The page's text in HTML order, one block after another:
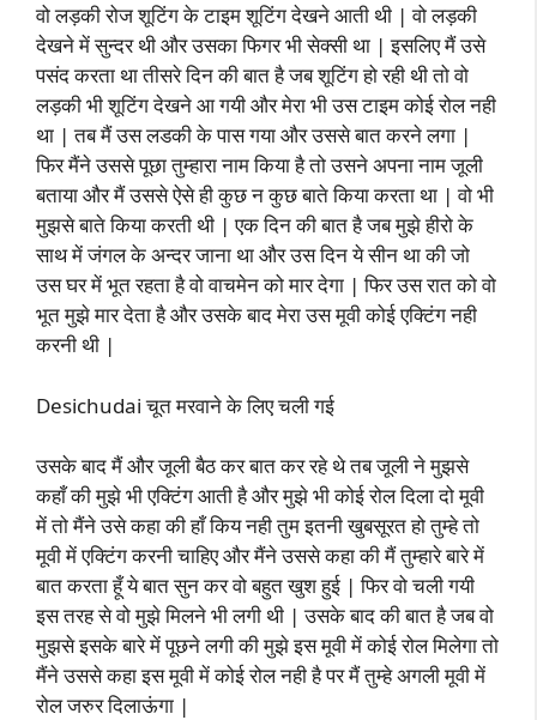
वो लड़की रोज शूटिंग के टाइम शूटिंग देखने आती थी | वो लड़की
देखने में सुन्दर थी और उसका फिगर भी सेक्सी था | इसलिए मैं उसे
पसंद करता था तीसरे दिन की बात है जब शूटिंग हो रही थी तो वो
लड़की भी शूटिंग देखने आ गयी और मेरा भी उस टाइम कोई रोल नही
था | तब मैं उस लडकी के पास गया और उससे बात करने लगा |
फिर मैंने उससे पूछा तुम्हारा नाम किया है तो उसने अपना नाम जूली
बताया और मैं उससे ऐसे ही कुछ न कुछ बाते किया करता था | वो भी
मुझसे बाते किया करती थी | एक दिन की बात है जब मुझे हीरो के
साथ में जंगल के अन्दर जाना था और उस दिन ये सीन था की जो
उस घर में भूत रहता है वो वाचमेन को मार देगा | फिर उस रात को वो
भूत मुझे मार देता है और उसके बाद मेरा उस मूवी कोई एक्टिंग नही
करनी थी |
Desichudai चूत मरवाने के लिए चली गई
उसके बाद मैं और जूली बैठ कर बात कर रहे थे तब जूली ने मुझसे
कहाँ की मुझे भी एक्टिंग आती है और मुझे भी कोई रोल दिला दो मूवी
में तो मैंने उसे कहा की हाँ किय नही तुम इतनी खुबसूरत हो तुम्हे तो
मूवी में एक्टिंग करनी चाहिए और मैंने उससे कहा की मैं तुम्हारे बारे में
बात करता हूँ ये बात सुन कर वो बहुत खुश हुई | फिर वो चली गयी
इस तरह से वो मुझे मिलने भी लगी थी | उसके बाद की बात है जब वो
मुझसे इसके बारे में पूछने लगी की मुझे इस मूवी में कोई रोल मिलेगा तो
मैंने उससे कहा इस मूवी में कोई रोल नही है पर मैं तुम्हे अगली मूवी में
रोल जरुर दिलाऊंगा |